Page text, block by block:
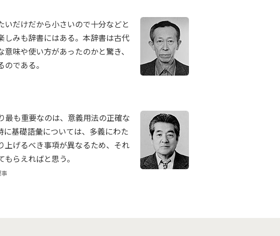
だけだから小さいので十分などと
しみも辞書にはある。本辞書は古代
味や使い方があったのかと驚き、
である。
最も重要なのは、意義用法の正確な
基礎語彙については、多義にわた
上げるべき事項が異なるため、それ
らえればと思う。